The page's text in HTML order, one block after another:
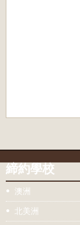
締約學校
澳洲
北美洲